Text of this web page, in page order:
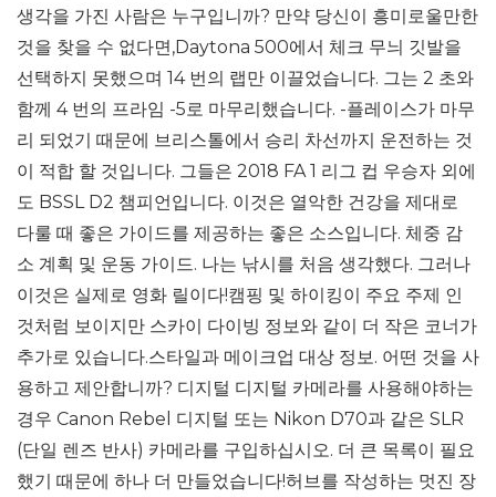
생각을 가진 사람은 누구입니까? 만약 당신이 흥미로울만한
것을 찾을 수 없다면,Daytona 500에서 체크 무늬 깃발을
선택하지 못했으며 14 번의 랩만 이끌었습니다. 그는 2 초와
함께 4 번의 프라임 -5로 마무리했습니다. -플레이스가 마무
리 되었기 때문에 브리스톨에서 승리 차선까지 운전하는 것
이 적합 할 것입니다. 그들은 2018 FA 1 리그 컵 우승자 외에
도 BSSL D2 챔피언입니다. 이것은 열악한 건강을 제대로
다룰 때 좋은 가이드를 제공하는 좋은 소스입니다. 체중 감
소 계획 및 운동 가이드. 나는 낚시를 처음 생각했다. 그러나
이것은 실제로 영화 릴이다!캠핑 및 하이킹이 주요 주제 인
것처럼 보이지만 스카이 다이빙 정보와 같이 더 작은 코너가
추가로 있습니다.스타일과 메이크업 대상 정보. 어떤 것을 사
용하고 제안합니까? 디지털 디지털 카메라를 사용해야하는
경우 Canon Rebel 디지털 또는 Nikon D70과 같은 SLR
(단일 렌즈 반사) 카메라를 구입하십시오. 더 큰 목록이 필요
했기 때문에 하나 더 만들었습니다!허브를 작성하는 멋진 장